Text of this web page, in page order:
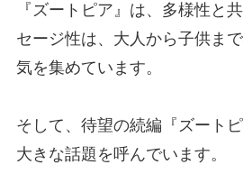
『ズートピア』は、多様性と
セージ性は、大人から子供ま
気を集めています。
そして、待望の続編『ズート
大きな話題を呼んでいます。